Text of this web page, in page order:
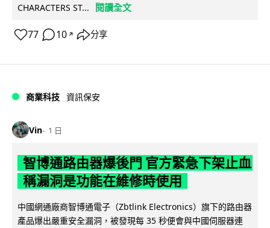
CHARACTERS ST...
閱讀全文
77 10 ↗ 分享
商業科技 資訊保安
Vin 1 日
智博通路由器爆後門 官方緊急下架止血
稱漏洞是功能在維修時使用
中國網通廠商智博通電子（Zbtlink Electronics）旗下的路由器
產品爆出嚴重安全漏洞，被發現每 35 秒便會與中國伺服器連